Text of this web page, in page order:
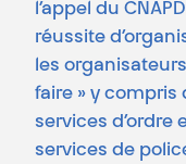
l’appel du
réussite
les
faire » y compris
services d’ordre
services de